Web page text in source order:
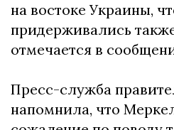
на востоке Украины,
придерживались
отмечается в
Пресс-служба
напомнила, что